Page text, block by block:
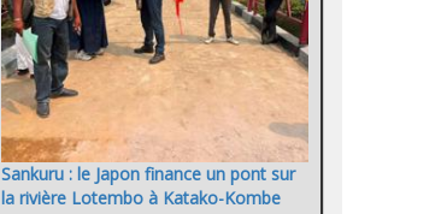
Sankuru : le Japon finance un pont sur
la rivière Lotembo à Katako-Kombe